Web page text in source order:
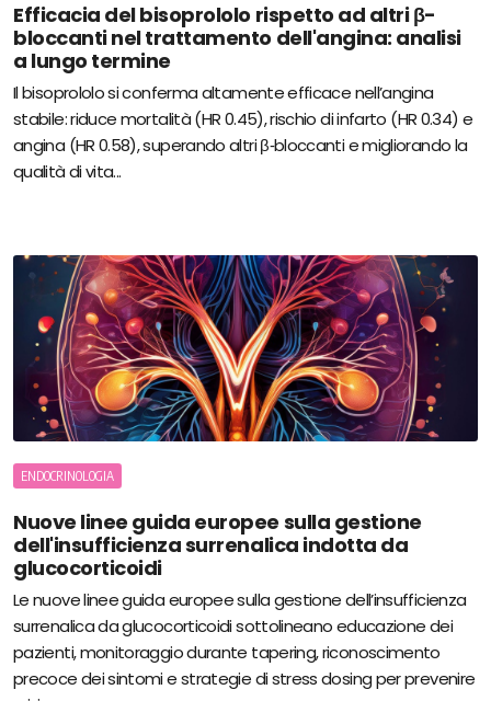
Efficacia del bisoprololo rispetto ad altri β-
bloccanti nel trattamento dell'angina: analisi
a lungo termine
Il bisoprololo si conferma altamente efficace nell’angina
stabile: riduce mortalità (HR 0.45), rischio di infarto (HR 0.34) e
angina (HR 0.58), superando altri β‑bloccanti e migliorando la
qualità di vita...
ENDOCRINOLOGIA
Nuove linee guida europee sulla gestione
dell'insufficienza surrenalica indotta da
glucocorticoidi
Le nuove linee guida europee sulla gestione dell’insufficienza
surrenalica da glucocorticoidi sottolineano educazione dei
pazienti, monitoraggio durante tapering, riconoscimento
precoce dei sintomi e strategie di stress dosing per prevenire